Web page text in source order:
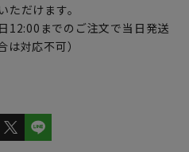
だけます。
12:00までのご注文で当日発送
対応不可）